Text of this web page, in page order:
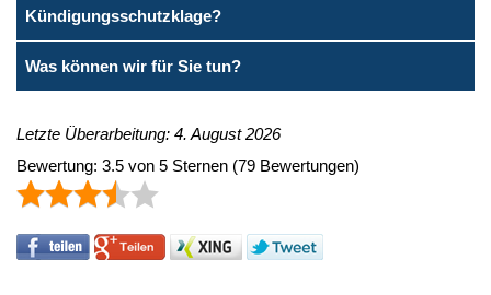
Kündigungsschutzklage?
Was können wir für Sie tun?
Letzte Überarbeitung: 4. August 2026
Bewertung: 3.5 von 5 Sternen (79 Bewertungen)